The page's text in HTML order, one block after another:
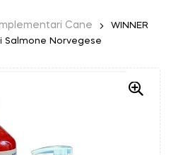
Cane
WINNER
Salmone Norvegese